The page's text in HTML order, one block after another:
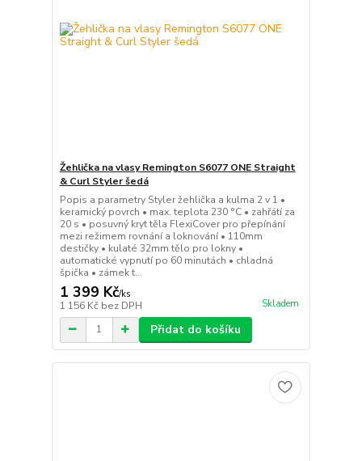
Žehlička na vlasy Remington S6077 ONE Straight
& Curl Styler šedá
Popis a parametry Styler žehlička a kulma 2 v 1 •
keramický povrch • max. teplota 230 °C • zahřátí za
20 s • posuvný kryt těla FlexiCover pro přepínání
mezi režimem rovnání a loknování • 110mm
destičky • kulaté 32mm tělo pro lokny •
automatické vypnutí po 60 minutách • chladná
špička • zámek t...
1 399 Kč/ks
1 156 Kč bez DPH Skladem
Přidat do košíku